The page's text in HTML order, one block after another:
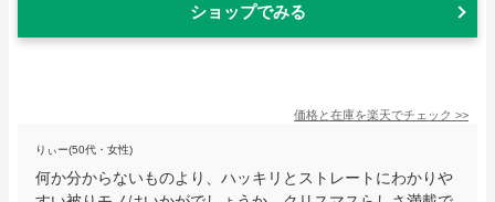
ショップでみる
価格と在庫を楽天でチェック >>
りぃー(50代・女性)
何か分からないものより、ハッキリとストレートにわかりや